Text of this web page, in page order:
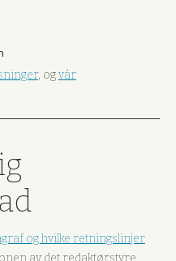
, ogvår
og hvilke retningslinjer
av det redaktørstyre